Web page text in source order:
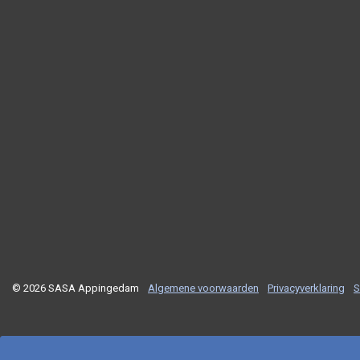
© 2026 SASA Appingedam Algemene voorwaarden Privacyverklaring